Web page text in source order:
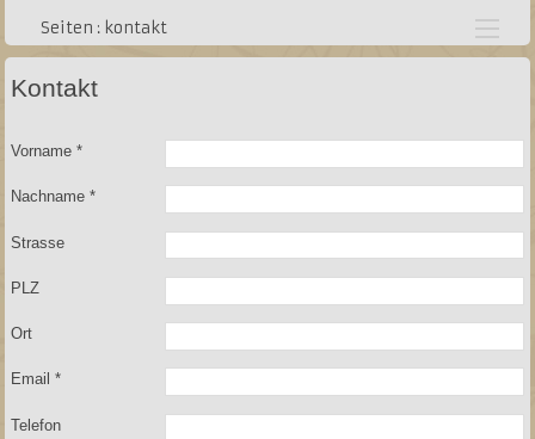
Seiten : kontakt
lageplan
Kontakt
Vorname *
Nachname *
Strasse
PLZ
Ort
Email *
Telefon